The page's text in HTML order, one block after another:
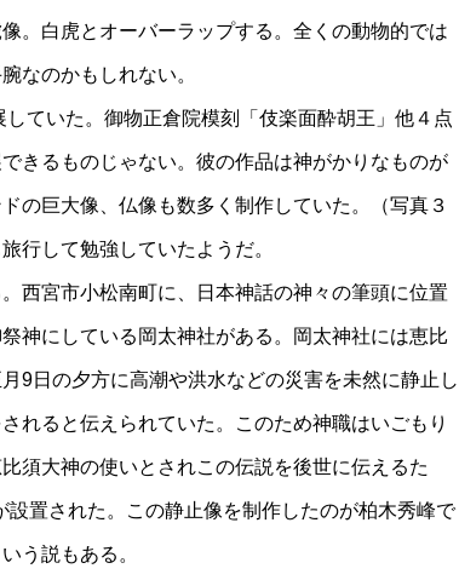
。白虎とオーバーラップする。全くの動物的では
なのかもしれない。
ていた。御物正倉院模刻「伎楽面酔胡王」他４点
きるものじゃない。彼の作品は神がかりなものが
の巨大像、仏像も数多く制作していた。（写真３
行して勉強していたようだ。
西宮市小松南町に、日本神話の神々の筆頭に位置
神にしている岡太神社がある。岡太神社には恵比
9日の夕方に高潮や洪水などの災害を未然に静止し
れると伝えられていた。このため神職はいごもり
須大神の使いとされこの伝説を後世に伝えるた
置された。この静止像を制作したのが柏木秀峰で
う説もある。